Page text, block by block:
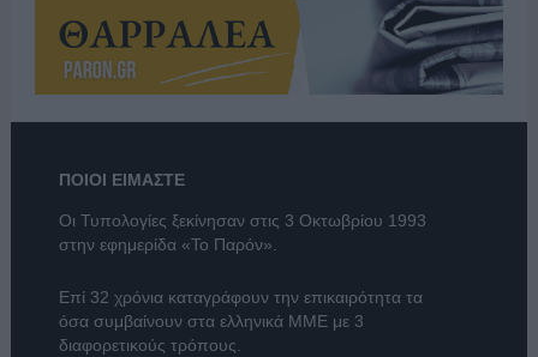
ΠΟΙΟΙ ΕΙΜΑΣΤΕ
Οι Τυπολογίες ξεκίνησαν στις 3 Οκτωβρίου 1993
στην εφημερίδα «Το Παρόν».
Επί 32 χρόνια καταγράφουν την επικαιρότητα τα
όσα συμβαίνουν στα ελληνικά ΜΜΕ με 3
διαφορετικούς τρόπους.